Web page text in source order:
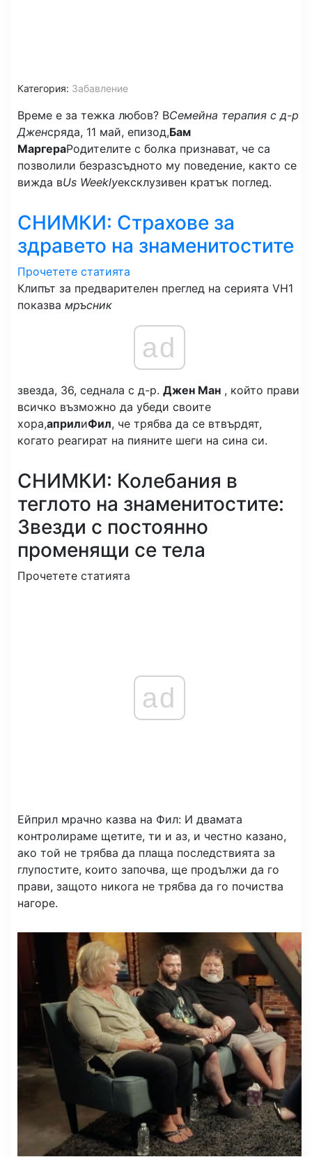
Категория: Забавление
Време е за тежка любов? ВСемейна терапия с д-р
Дженсряда, 11 май, епизод,Бам
МаргераРодителите с болка признават, че са
позволили безразсъдното му поведение, както се
вижда вUs Weeklyексклузивен кратък поглед.
СНИМКИ: Страхове за
здравето на знаменитостите
Прочетете статията
Клипът за предварителен преглед на серията VH1
показва мръсник
ad
звезда, 36, седнала с д-р. Джен Ман , който прави
всичко възможно да убеди своите
хора,априлиФил, че трябва да се втвърдят,
когато реагират на пияните шеги на сина си.
СНИМКИ: Колебания в
теглото на знаменитостите:
Звезди с постоянно
променящи се тела
Прочетете статията
ad
Ейприл мрачно казва на Фил: И двамата
контролираме щетите, ти и аз, и честно казано,
ако той не трябва да плаща последствията за
глупостите, които започва, ще продължи да го
прави, защото никога не трябва да го почиства
нагоре.